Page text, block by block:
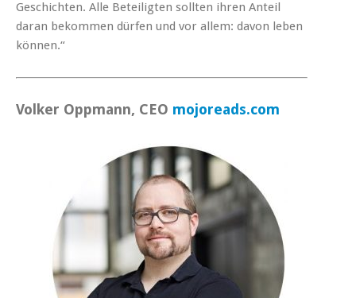
Geschichten. Alle Beteiligten sollten ihren Anteil
daran bekommen dürfen und vor allem: davon leben
können.“
Volker Oppmann, CEO mojoreads.com